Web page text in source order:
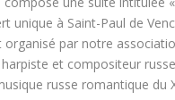
unique à Saint-Paul de
organisé par notre
et compositeur
russe romantique du